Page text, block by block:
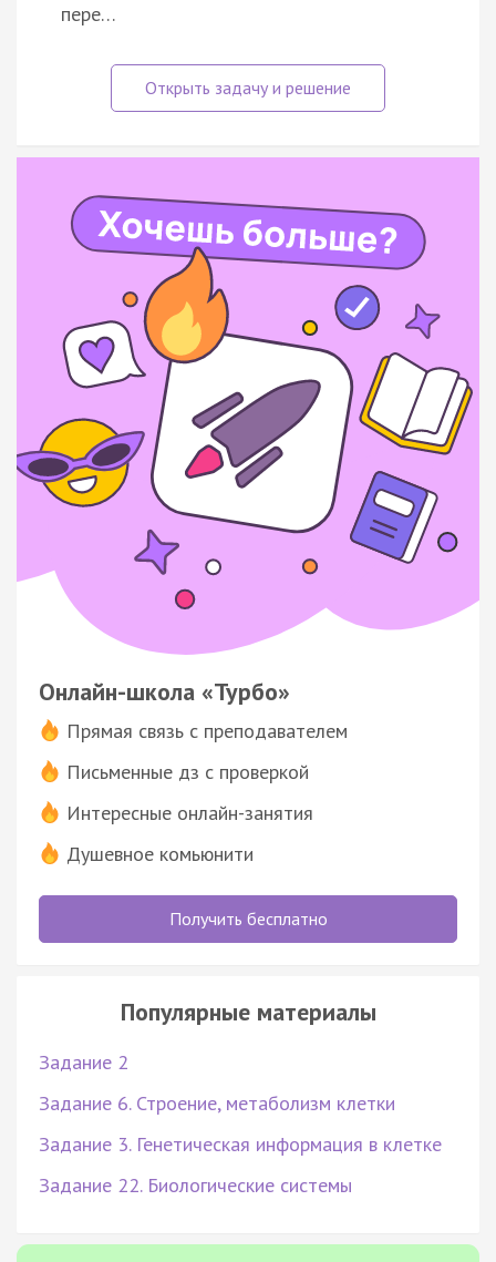
пере…
Онлайн-школа «Турбо»
Прямая связь с преподавателем
Письменные дз с проверкой
Интересные онлайн-занятия
Душевное комьюнити
Получить бесплатно
Популярные материалы
Задание 2
Задание 6. Строение, метаболизм клетки
Задание 3. Генетическая информация в клетке
Задание 22. Биологические системы